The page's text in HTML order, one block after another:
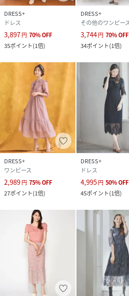
DRESS+
ドレス
3,897円 70%OFF
35ポイント(1倍)
DRESS+
3,744円 70%OFF
34ポイント(1倍)
DRESS+
ワンピース
2,989円 75%OFF
27ポイント(1倍)
DRESS+
ドレス
4,995円 50%OFF
45ポイント(1倍)